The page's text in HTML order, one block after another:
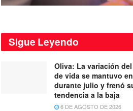
Sigue Leyendo
Oliva: La variación
de vida se mantuvo
durante julio y frenó
tendencia a la baja
6 DE AGOSTO DE 2026